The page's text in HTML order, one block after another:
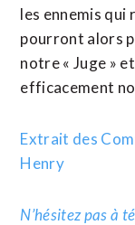
les ennemis qui
pourront alors
notre « Juge »
efficacement
Extrait des
Henry
N’hésitez pas à